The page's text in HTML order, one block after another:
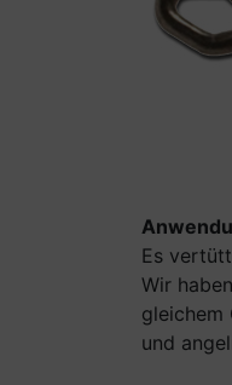
Es
Wir
gleichem
und